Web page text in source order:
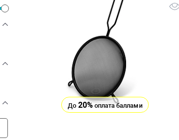
До 20% оплата баллами